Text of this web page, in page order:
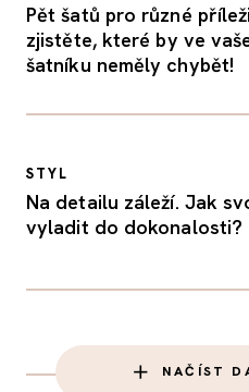
Pět šatů pro různé
zjistěte, které by ve
šatníku neměly chybět!
STYL
Na detailu záleží. Jak
vyladit do dokonalosti?
NAČÍST